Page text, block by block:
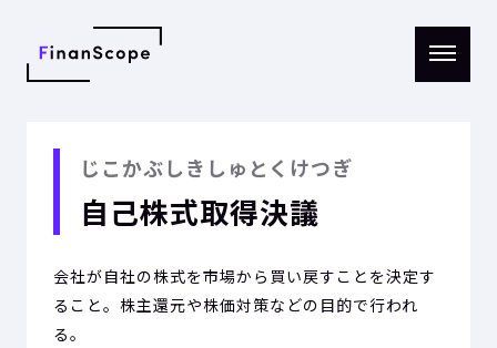
じこかぶしきしゅとくけつぎ
自己株式取得決議
会社が自社の株式を市場から買い戻すことを決定す
ること。株主還元や株価対策などの目的で行われ
る。